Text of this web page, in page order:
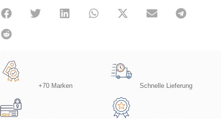
+70 Marken Schnelle Lieferung